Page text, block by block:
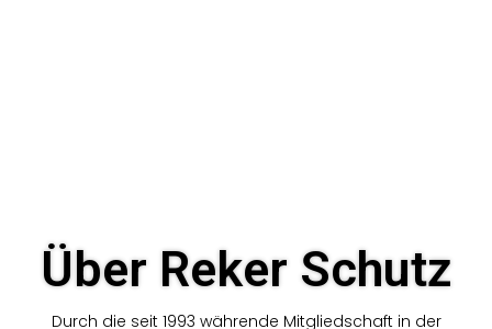
Über Reker Schutz
Durch die seit 1993 währende Mitgliedschaft in der